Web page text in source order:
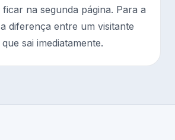
na segunda página. Para a
diferença entre um visitante
sai imediatamente.